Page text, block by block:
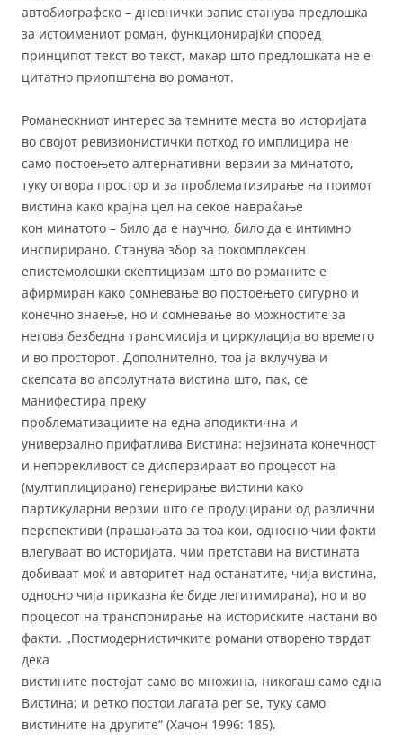
автобиографско – дневнички запис станува предлошка
за истоимениот роман, функционирајќи според
принципот текст во текст, макар што предлошката не е
цитатно приопштена во романот.
Романескниот интерес за темните места во историјата
во својот ревизионистички потход го имплицира не
само постоењето алтернативни верзии за минатото,
туку отвора простор и за проблематизирање на поимот
вистина како крајна цел на секое навраќање
кон минатото – било да е научно, било да е интимно
инспирирано. Станува збор за покомплексен
епистемолошки скептицизам што во романите е
афирмиран како сомневање во постоењето сигурно и
конечно знаење, но и сомневање во можностите за
негова безбедна трансмисија и циркулација во времето
и во просторот. Дополнително, тоа ја вклучува и
скепсата во апсолутната вистина што, пак, се
манифестира преку
проблематизациите на една аподиктична и
универзално прифатлива Вистина: нејзината конечност
и непорекливост се дисперзираат во процесот на
(мултиплицирано) генерирање вистини како
партикуларни верзии што се продуцирани од различни
перспективи (прашањата за тоа кои, односно чии факти
влегуваат во историјата, чии претстави на вистината
добиваат моќ и авторитет над останатите, чија вистина,
односно чија приказна ќе биде легитимирана), но и во
процесот на транспонирање на историските настани во
факти. „Постмодернистичките романи отворено тврдат
дека
вистините постојат само во множина, никогаш само една
Вистина; и ретко постои лагата per se, туку само
вистините на другите“ (Хачон 1996: 185).